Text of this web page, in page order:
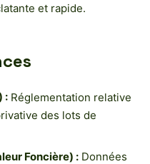
et rapide.
: Réglementation relative
des lots de
Foncière) : Données